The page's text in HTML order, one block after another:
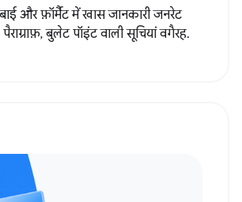
और फ़ॉर्मैट में खास जानकारी जनरेट
बुलेट पॉइंट वाली सूचियां वगैरह.